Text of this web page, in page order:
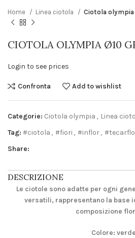
Home Linea ciotola Ciotola olympia
CIOTOLA OLYMPIA Ø10
Login to see prices
Confronta Add to wishlist
Categorie: Ciotola olympia , Linea
Tag: #ciotola , #fiori , #inflor,
Share:
DESCRIZIONE
Le ciotole sono adatte per ogni
versatili, rappresentano la base
composizione
Colore: verde